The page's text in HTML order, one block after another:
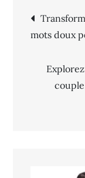
de
mots doux
couple